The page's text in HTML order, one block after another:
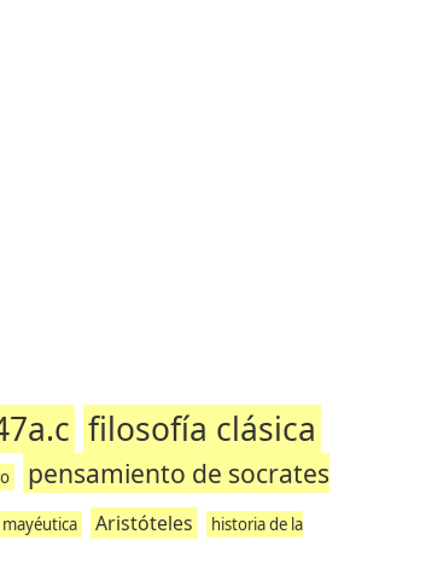
filosofía clásica
pensamiento de socrates
mayéutica Aristóteles
historia de la